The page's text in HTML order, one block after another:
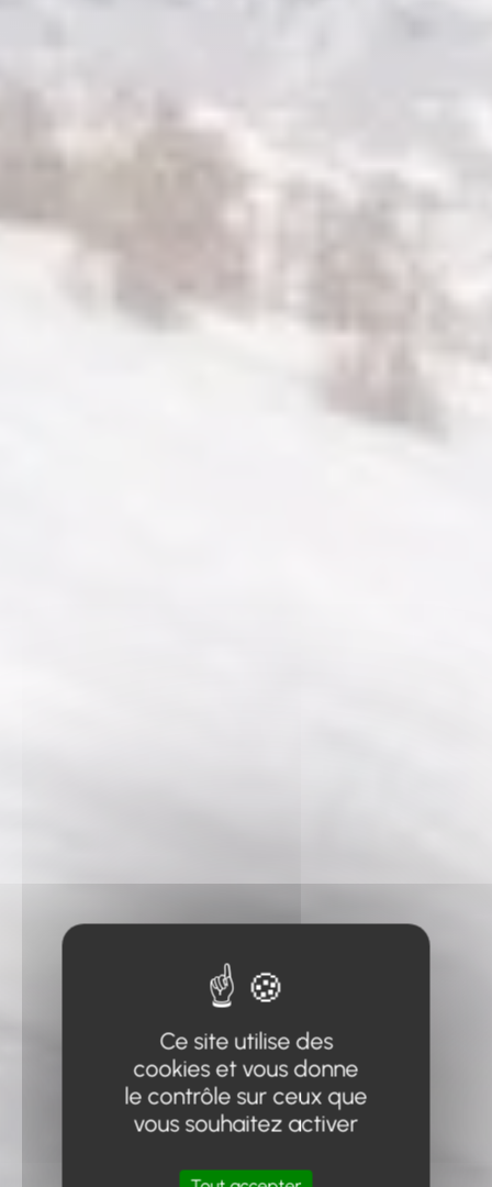
Ce site utilise des
cookies et vous donne
le contrôle sur ceux que
vous souhaitez activer